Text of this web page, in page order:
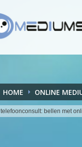
HOME ONLINE
telefoonconsult: bellen met